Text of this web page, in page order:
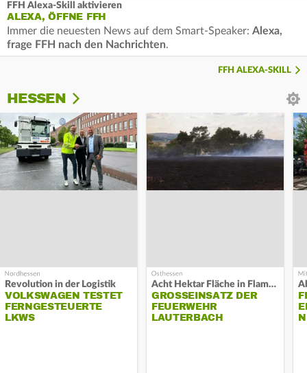
FFH Alexa-Skill aktivieren
ALEXA, ÖFFNE FFH
Immer die neuesten News auf dem Smart-Speaker: Alexa,
frage FFH nach den Nachrichten.
FFH ALEXA-SKILL
HESSEN
Revolution in der Logistik
VOLKSWAGEN TESTET
FERNGESTEUERTE
LKWS
Acht Hektar Fläche in Flammen
GROSSEINSATZ DER F
EUERWEHR L
AUTERBACH